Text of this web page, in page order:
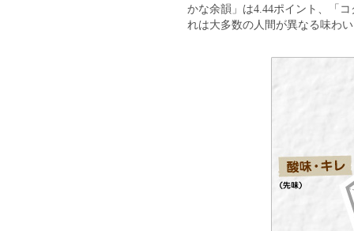
かな余韻」は4.44ポイント、「
れは大多数の人間が異なる味わ